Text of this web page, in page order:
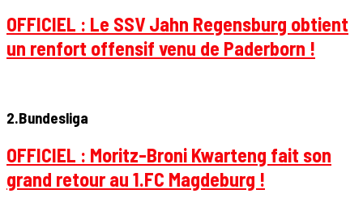
OFFICIEL : Le SSV Jahn Regensburg obtient
un renfort offensif venu de Paderborn !
2.Bundesliga
OFFICIEL : Moritz-Broni Kwarteng fait son
grand retour au 1.FC Magdeburg !